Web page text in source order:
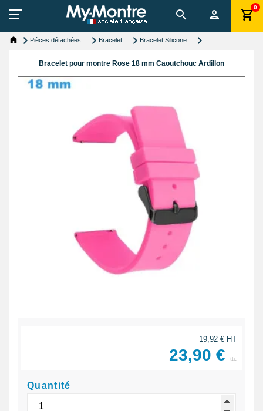
0
Pièces détachées Bracelet Bracelet Silicone
Bracelet pour montre Rose 18 mm Caoutchouc Ardillon
19,92 € HT
23,90 € ttc
Quantité